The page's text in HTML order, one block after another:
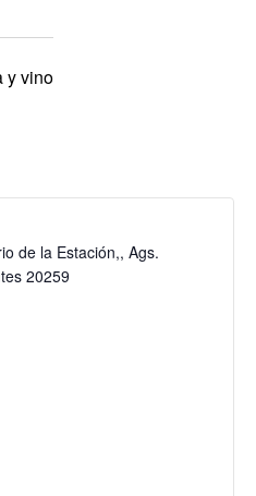
y vino
de la Estación,, Ags.
20259